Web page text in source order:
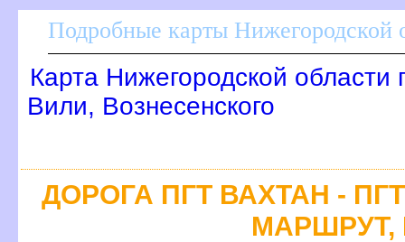
Подробные карты Нижегородской
Карта Нижегородской области
или, Вознесенского
ДОРОГА ПГТ ВАХТАН -
МАРШРУТ,